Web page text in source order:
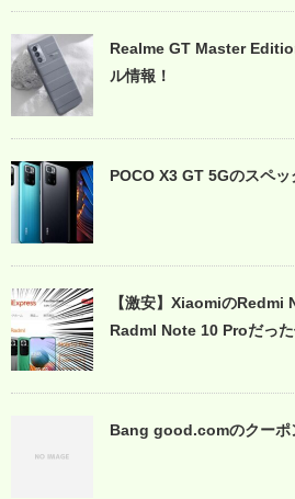
Realme GT Master
ル情報！
POCO X3 GT 5Gのスペ
【激安】XiaomiのRedmi
Radml Note 10 Proだっ
Bang good.comのクーポ